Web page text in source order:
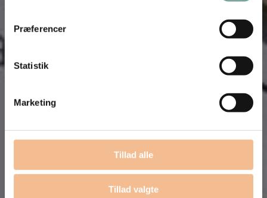
Præferencer
Statistik
Marketing
Tillad alle
Tillad valgte
Bliv kontaktet